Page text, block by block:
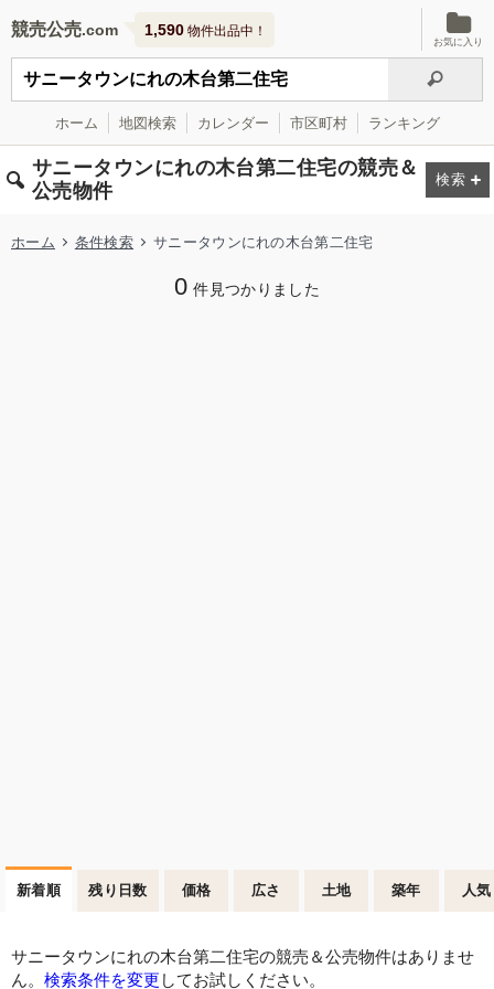
競売公売 1,590 物件出品中！
お気に入り
ホーム 地図検索 カレンダー 市区町村 ランキング
サニータウンにれの木台第二住宅の競売＆
公売物件
ホーム 条件検索 サニータウンにれの木台第二住宅
0 件見つかりました
新着順 残り日数 価格 広さ 土地 築年 人気
サニータウンにれの木台第二住宅の競売＆公売物件はありませ
ん。 検索条件を変更 してお試しください。